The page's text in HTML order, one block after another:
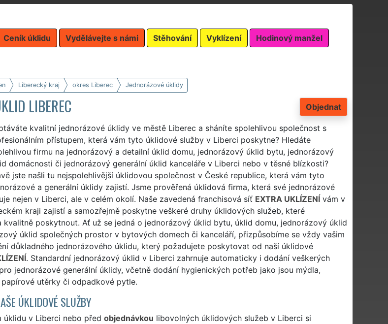
Ceník úklidu Vydělávejte s námi Stěhování Vyklízení Hodinový manžel
Liberecký kraj okres Liberec Jednorázové úklidy
Objednat
LIBEREC
kvalitní jednorázové úklidy ve městě Liberec a sháníte spolehlivou společnost s
přístupem, která vám tyto úklidové služby v Liberci poskytne? Hledáte
firmu na jednorázový a detailní úklid domu, jednorázový úklid bytu, jednorázový
domácnosti či jednorázový generální úklid kanceláře v Liberci nebo v těsné blízkosti?
jste našli tu nejspolehlivější úklidovou společnost v České republice, která vám tyto
a generální úklidy zajistí. Jsme prověřená úklidová firma, která své jednorázové
nejen v Liberci, ale v celém okolí. Naše zavedená franchisová síť EXTRA UKLÍZENÍvám v
kraji zajistí a samozřejmě poskytne veškeré druhy úklidových služeb, které
kvalitně poskytnout. Ať už se jedná o jednorázový úklid bytu, úklid domu, jednorázový úklid
úklid společných prostor v bytových domech či kanceláří, přizpůsobíme se vždy vašim
důkladného jednorázového úklidu, který požadujete poskytovat od naší úklidové
. Standardní jednorázový úklid v Liberci zahrnuje automaticky i dodání veškerých
jednorázové generální úklidy, včetně dodání hygienických potřeb jako jsou mýdla,
utěrky či odpadkové pytle.
ÚKLIDOVÉ SLUŽBY
úklidu v Liberci nebo před objednávkou libovolných úklidových služeb v Liberci si